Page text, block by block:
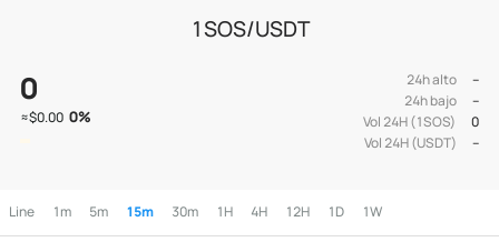
1SOS/USDT
0
≈$0.00 0%
24h alto
--
24h bajo
--
Vol 24H (1SOS)
0
Vol 24H (USDT)
--
Line 1m 5m 15m 30m 1H 4H 12H 1D 1W